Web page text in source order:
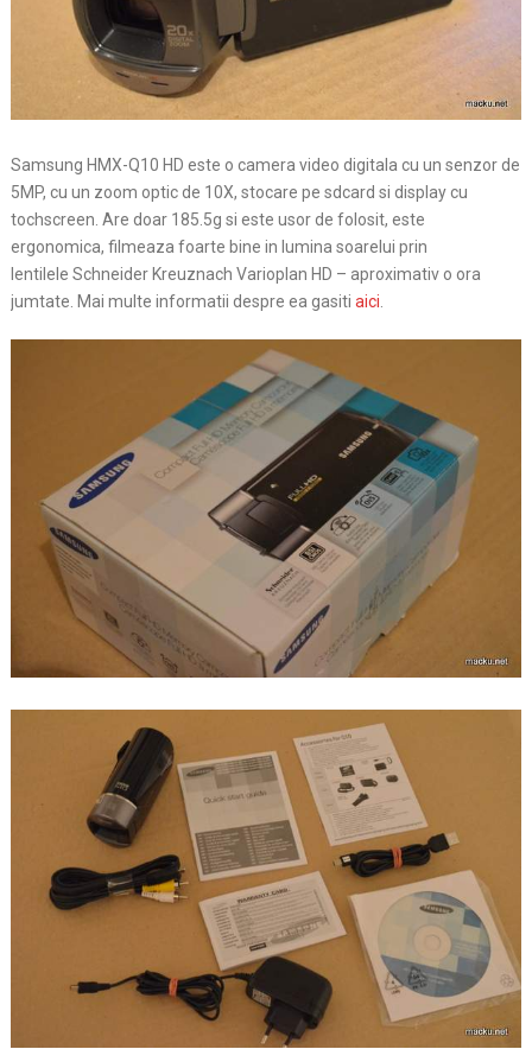
Samsung HMX-Q10 HD este o camera video digitala cu un senzor de
5MP, cu un zoom optic de 10X, stocare pe sdcard si display cu
tochscreen. Are doar 185.5g si este usor de folosit, este
ergonomica, filmeaza foarte bine in lumina soarelui prin
lentilele Schneider Kreuznach Varioplan HD – aproximativ o ora
jumtate. Mai multe informatii despre ea gasiti aici